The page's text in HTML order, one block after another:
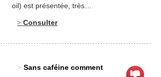
oil) est présentée, très
cosmétique comme une
première. Le figuier de
Consulter
Sans caféine comment